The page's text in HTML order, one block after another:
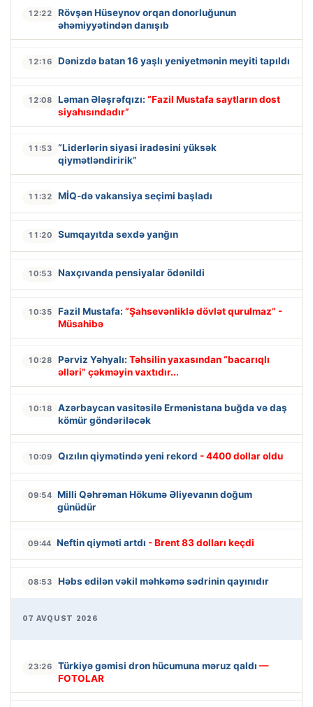
12:22
Rövşən Hüseynov orqan donorluğunun
əhəmiyyətindən danışıb
12:16 Dənizdə batan 16 yaşlı yeniyetmənin meyiti tapıldı
12:08 Ləman Ələşrəfqızı: “Fazil Mustafa saytların dost
siyahısındadır”
11:53
“Liderlərin siyasi iradəsini yüksək
qiymətləndiririk”
11:32 MİQ-də vakansiya seçimi başladı
11:20 Sumqayıtda sexdə yanğın
10:53 Naxçıvanda pensiyalar ödənildi
10:35 Fazil Mustafa: “Şahsevənliklə dövlət qurulmaz” -
Müsahibə
10:28 Pərviz Yəhyalı: Təhsilin yaxasından “bacarıqlı
əlləri” çəkməyin vaxtıdır...
10:18
Azərbaycan vasitəsilə Ermənistana buğda və daş
kömür göndəriləcək
10:09 Qızılın qiymətində yeni rekord - 4400 dollar oldu
09:54 Milli Qəhrəman Hökumə Əliyevanın doğum
günüdür
09:44 Neftin qiyməti artdı - Brent 83 dolları keçdi
08:53 Həbs edilən vəkil məhkəmə sədrinin qayınıdır
07 AVQUST 2026
23:26 Türkiyə gəmisi dron hücumuna məruz qaldı —
FOTOLAR